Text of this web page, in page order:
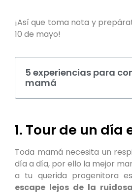
¡Así que toma nota y
10 de mayo!
5 experiencias para
mamá
1. Tour de un día
Toda mamá necesita un
día a día, por ello la mejor
a tu querida progenitora es
escape lejos de la